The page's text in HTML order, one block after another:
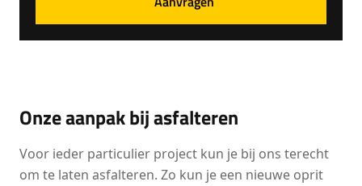
Onze aanpak bij asfalteren
Voor ieder particulier project kun je bij ons terecht
om te laten asfalteren. Zo kun je een nieuwe oprit